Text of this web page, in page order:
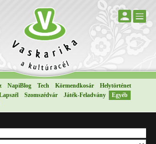
NapiBlog Tech Körmendkosár
Helytörténet
Szomszédvár Játék-Feladvány
Egyéb